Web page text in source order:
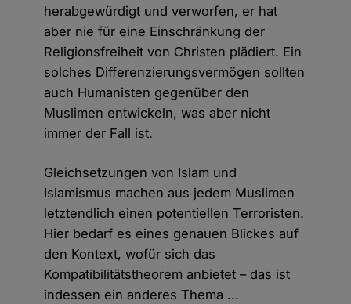
herabgewürdigt und verworfen, er hat
aber nie für eine Einschränkung der
Religionsfreiheit von Christen plädiert. Ein
solches Differenzierungsvermögen sollten
auch Humanisten gegenüber den
Muslimen entwickeln, was aber nicht
immer der Fall ist.
Gleichsetzungen von Islam und
Islamismus machen aus jedem Muslimen
letztendlich einen potentiellen Terroristen.
Hier bedarf es eines genauen Blickes auf
den Kontext, wofür sich das
Kompatibilitätstheorem anbietet – das ist
indessen ein anderes Thema ...